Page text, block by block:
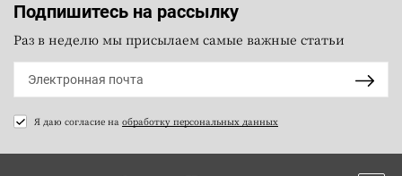
Подпишитесь на рассылку
Раз в неделю мы присылаем самые важные статьи
Я даю согласие на обработку персональных данных